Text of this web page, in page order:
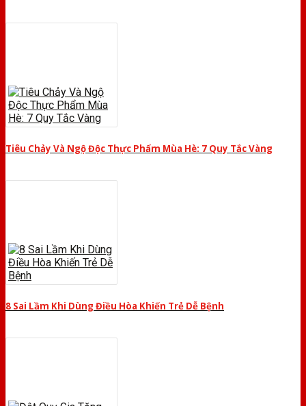
Tiêu Chảy Và Ngộ Độc Thực Phẩm Mùa Hè: 7 Quy Tắc Vàng
8 Sai Lầm Khi Dùng Điều Hòa Khiến Trẻ Dễ Bệnh